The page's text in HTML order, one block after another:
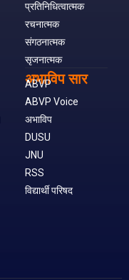
प्रतिनिधित्वात्मक
रचनात्मक
संगठनात्मक
सृजनात्मक
अभाविप सार
ABVP
ABVP Voice
अभाविप
DUSU
JNU
RSS
विद्यार्थी परिषद